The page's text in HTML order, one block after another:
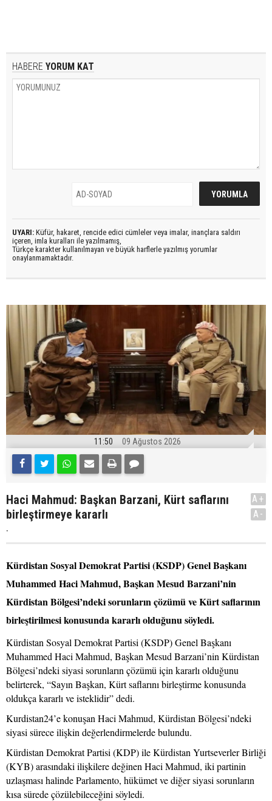
HABERE YORUM KAT
UYARI: Küfür, hakaret, rencide edici cümleler veya imalar, inançlara saldırı
içeren, imla kuralları ile yazılmamış,
Türkçe karakter kullanılmayan ve büyük harflerle yazılmış yorumlar
onaylanmamaktadır.
11:50 09 Ağustos 2026
Haci Mahmud: Başkan Barzani, Kürt saflarını
birleştirmeye kararlı
.
A+
A-
Kürdistan Sosyal Demokrat Partisi (KSDP) Genel Başkanı
Muhammed Haci Mahmud, Başkan Mesud Barzani’nin
Kürdistan Bölgesi’ndeki sorunların çözümü ve Kürt saflarının
birleştirilmesi konusunda kararlı olduğunu söyledi.
Kürdistan Sosyal Demokrat Partisi (KSDP) Genel Başkanı
Muhammed Haci Mahmud, Başkan Mesud Barzani’nin Kürdistan
Bölgesi’ndeki siyasi sorunların çözümü için kararlı olduğunu
belirterek, “Sayın Başkan, Kürt saflarını birleştirme konusunda
oldukça kararlı ve isteklidir” dedi.
Kurdistan24’e konuşan Haci Mahmud, Kürdistan Bölgesi’ndeki
siyasi sürece ilişkin değerlendirmelerde bulundu.
Kürdistan Demokrat Partisi (KDP) ile Kürdistan Yurtseverler Birliği
(KYB) arasındaki ilişkilere değinen Haci Mahmud, iki partinin
uzlaşması halinde Parlamento, hükümet ve diğer siyasi sorunların
kısa sürede çözülebileceğini söyledi.